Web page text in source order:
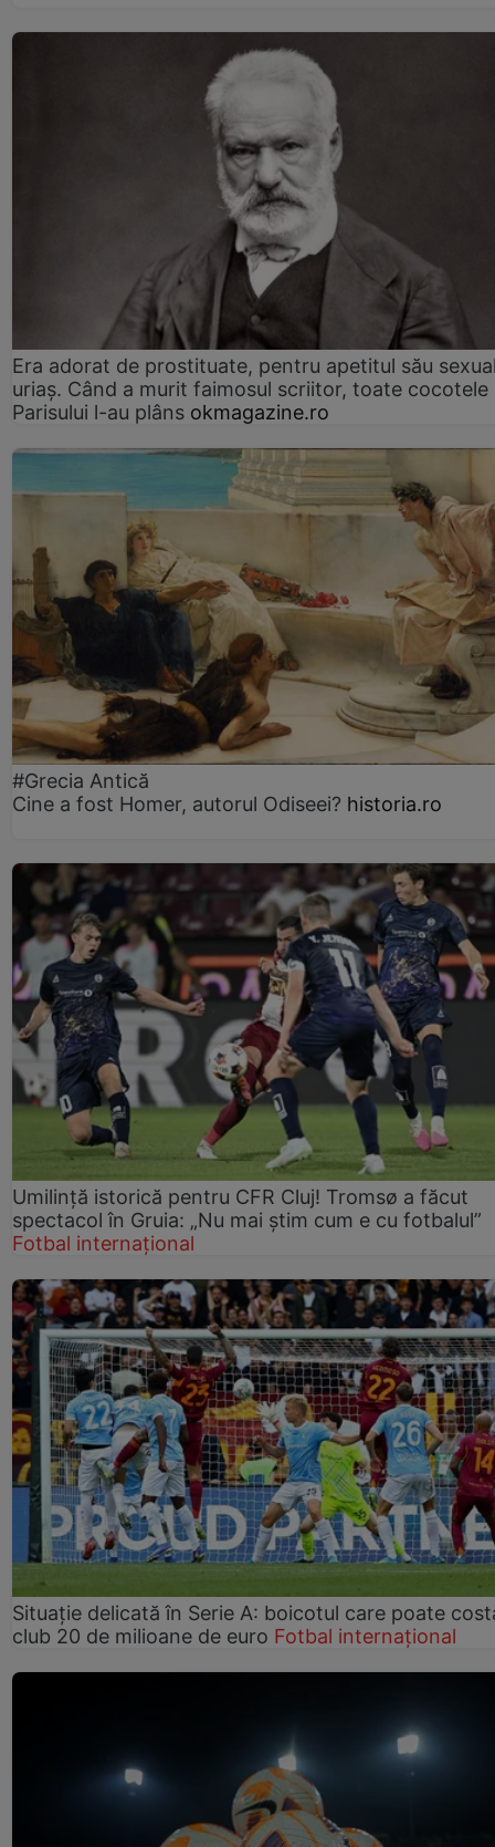
Era adorat de prostituate, pentru apetitul său
uriaș. Când a murit faimosul scriitor, toate cocotele
Parisului l-au plâns okmagazine.ro
#Grecia Antică
Cine a fost Homer, autorul Odiseei? historia.ro
Umilință istorică pentru CFR Cluj! Tromsø a făcut
spectacol în Gruia: „Nu mai știm cum e cu fotbalul”
Fotbal internațional
Situație delicată în Serie A: boicotul care poate
club 20 de milioane de euro Fotbal internațional